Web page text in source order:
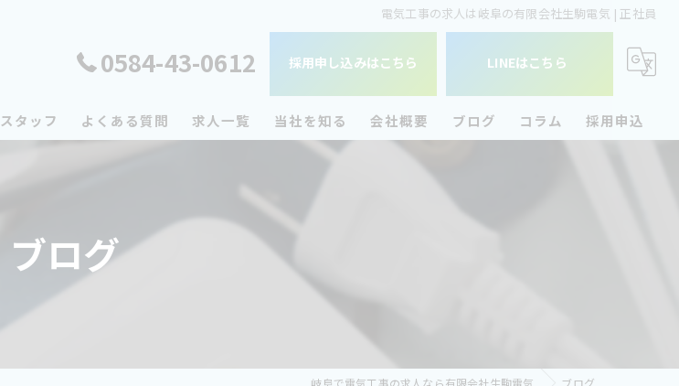
電気工事の求人は岐阜の有限会社生駒電気 | 正社員
0584-43-0612 採用申し込みはこちら LINEはこちら
スタッフ よくある質問 求人一覧 当社を知る
大垣市の電気工事
経験者
会社概要 ブログ コラム 採用申込
ブログ
岐阜で電気工事の求人なら有限会社生駒電気 ブログ